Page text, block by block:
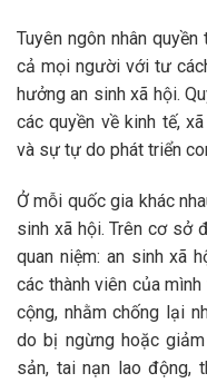
Tuyên ngôn nhân
cả mọi người với tư
hưởng an sinh xã hội.
các quyền về kinh tế,
và sự tự do phát triển
Ở mỗi quốc gia khác
sinh xã hội. Trên cơ sở
quan niệm: an sinh xã
các thành viên của
cộng, nhằm chống lại
do bị ngừng hoặc
sản, tai nạn lao động,